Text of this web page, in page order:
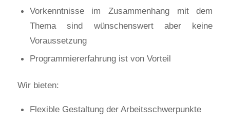
Vorkenntnisse im Zusammenhang mit dem
Thema sind wünschenswert aber keine
Voraussetzung
Programmiererfahrung ist von Vorteil
Wir bieten:
Flexible Gestaltung der Arbeitsschwerpunkte